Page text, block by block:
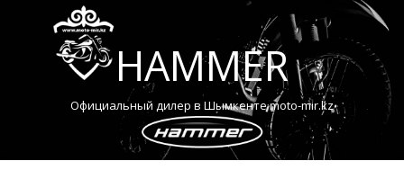
HAMMER
Официальный дилер в Шымкенте moto-mir.kz